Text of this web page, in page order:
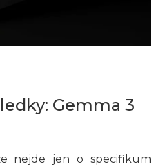
Gemma 3
nejde jen o specifikum